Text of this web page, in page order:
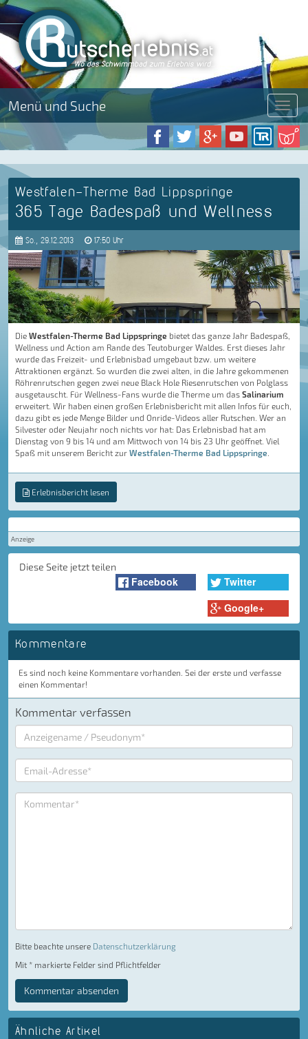
Menü und Suche Menü
Westfalen-Therme Bad Lippspringe
365 Tage Badespaß und Wellness
So., 29.12.2013 17:50 Uhr
Die Westfalen-Therme Bad Lippspringe bietet das ganze Jahr Badespaß,
Wellness und Action am Rande des Teutoburger Waldes. Erst dieses Jahr
wurde das Freizeit- und Erlebnisbad umgebaut bzw. um weitere
Attraktionen ergänzt. So wurden die zwei alten, in die Jahre gekommenen
Röhrenrutschen gegen zwei neue Black Hole Riesenrutschen von Polglass
ausgetauscht. Für Wellness-Fans wurde die Therme um das Salinarium
erweitert. Wir haben einen großen Erlebnisbericht mit allen Infos für euch,
dazu gibt es jede Menge Bilder und Onride-Videos aller Rutschen. Wer an
Silvester oder Neujahr noch nichts vor hat: Das Erlebnisbad hat am
Dienstag von 9 bis 14 und am Mittwoch von 14 bis 23 Uhr geöffnet. Viel
Spaß mit unserem Bericht zur Westfalen-Therme Bad Lippspringe.
Erlebnisbericht lesen
Anzeige
Diese Seite jetzt teilen
Facebook
Twitter
Google+
Kommentare
Es sind noch keine Kommentare vorhanden. Sei der erste und verfasse
einen Kommentar!
Kommentar verfassen
Bitte beachte unsere Datenschutzerklärung
Mit * markierte Felder sind Pflichtfelder
Kommentar absenden
Ähnliche Artikel